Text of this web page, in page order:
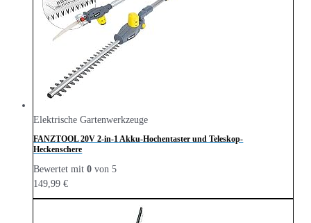
Elektrische Gartenwerkzeuge
FANZTOOL 20V 2-in-1 Akku-Hochentaster und Teleskop-
Heckenschere
Bewertet mit0 von 5
149,99€